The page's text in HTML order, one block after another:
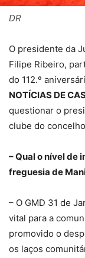
DR
O presidente da
Filipe Ribeiro,
do 112.º
NOTÍCIAS DE
questionar o
clube do
– Qual o nível de
freguesia de
– O GMD 31 de
vital para a
promovido o
os laços